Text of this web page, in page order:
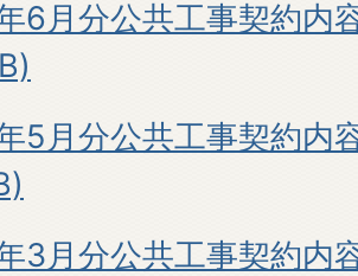
6月分公共工事契約内
5月分公共工事契約内
3月分公共工事契約内